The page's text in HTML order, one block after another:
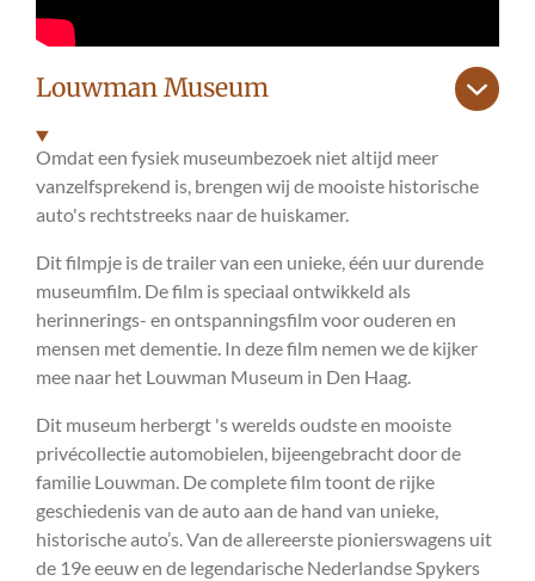
Louwman Museum
Omdat een fysiek museumbezoek niet altijd meer
vanzelfsprekend is, brengen wij de mooiste historische
auto's rechtstreeks naar de huiskamer.
Dit filmpje is de trailer van een unieke, één uur durende
museumfilm. De film is speciaal ontwikkeld als
herinnerings- en ontspanningsfilm voor ouderen en
mensen met dementie. In deze film nemen we de kijker
mee naar het Louwman Museum in Den Haag.
Dit museum herbergt 's werelds oudste en mooiste
privécollectie automobielen, bijeengebracht door de
familie Louwman. De complete film toont de rijke
geschiedenis van de auto aan de hand van unieke,
historische auto’s. Van de allereerste pionierswagens uit
de 19e eeuw en de legendarische Nederlandse Spykers